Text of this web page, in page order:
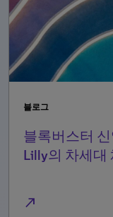
블로그
블록버스터
Lilly의 차세대
north_east